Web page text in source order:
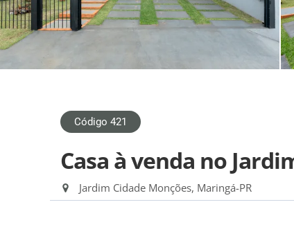
Código 421
Casa à venda no
Jardim Cidade Monções, Maringá-PR